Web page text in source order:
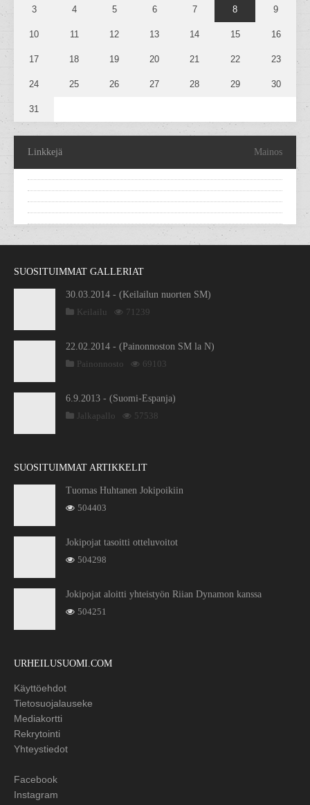
3 4 5 6 7 8 9
10 11 12 13 14 15 16
17 18 19 20 21 22 23
24 25 26 27 28 29 30
31
Linkkejä Mainos
SUOSITUIMMAT GALLERIAT
30.03.2014 - (Keilailun nuorten SM)
Keilailu
71239
22.02.2014 - (Painonnoston SM la N)
Painonnosto
69103
6.9.2013 - (Suomi-Espanja)
Jalkapallo
57538
SUOSITUIMMAT ARTIKKELIT
Tuomas Huhtanen Jokipoikiin
504403
Jokipojat tasoitti otteluvoitot
504298
Jokipojat aloitti yhteistyön Riian Dynamon kanssa
504251
URHEILUSUOMI.COM
Käyttöehdot
Tietosuojalauseke
Mediakortti
Rekrytointi
Yhteystiedot
Facebook
Instagram